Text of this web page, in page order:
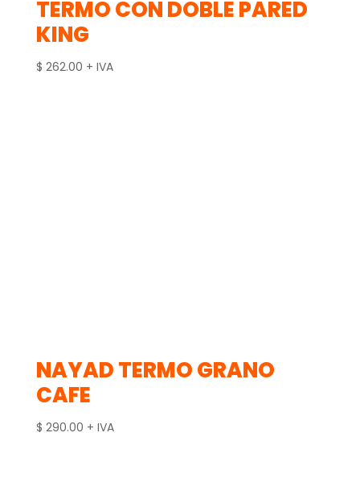
TERMO CON DOBLE PARED
KING
$ 262.00 + IVA
NAYAD TERMO GRANO
CAFE
$ 290.00 + IVA